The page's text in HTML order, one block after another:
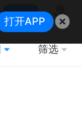
搜索
地图
筛选
打开APP